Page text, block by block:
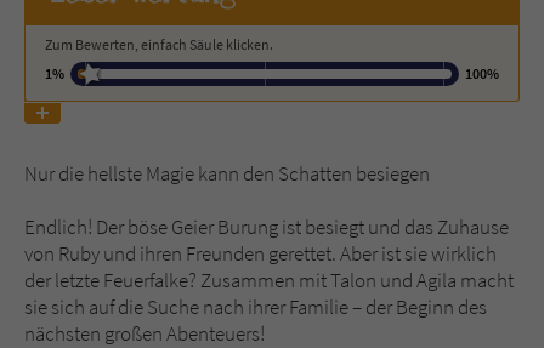
Zum Bewerten, einfach Säule klicken.
1%
100%
Nur die hellste Magie kann den Schatten besiegen
Endlich! Der böse Geier Burung ist besiegt und das Zuhause
von Ruby und ihren Freunden gerettet. Aber ist sie wirklich
der letzte Feuerfalke? Zusammen mit Talon und Agila macht
sie sich auf die Suche nach ihrer Familie – der Beginn des
nächsten großen Abenteuers!
Name tx_pwcomments_ahash
Laufzeit 1 Jahr
Zweck Cookie für Kommentare einzelner Buchtitel
Name fe_typo_user